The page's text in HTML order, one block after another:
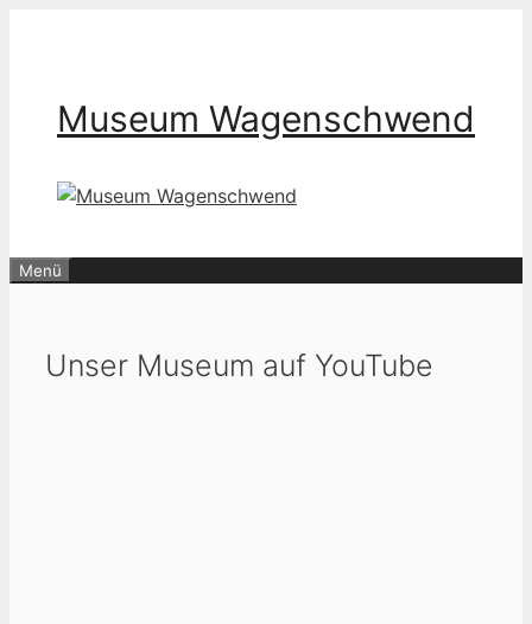
Museum Wagenschwend
Menü
Unser Museum auf YouTube